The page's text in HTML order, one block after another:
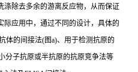
涤除去多余的游离反应物，从而保证
际应用中，通过不同的设计，具体的
体的间接法(图a)、用于检测抗原的
分子抗原或半抗原的抗原竞争法等